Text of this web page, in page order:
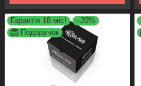
Гарантія 18 міс!
–20%
Подарунок